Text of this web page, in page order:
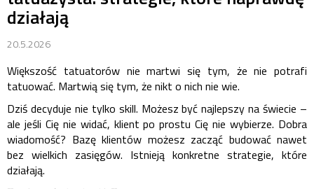
działają
20.5.2026
Większość tatuatorów nie martwi się tym, że nie potrafi
tatuować. Martwią się tym, że nikt o nich nie wie.
Dziś decyduje nie tylko skill. Możesz być najlepszy na świecie –
ale jeśli Cię nie widać, klient po prostu Cię nie wybierze. Dobra
wiadomość? Bazę klientów możesz zacząć budować nawet
bez wielkich zasięgów. Istnieją konkretne strategie, które
działają.